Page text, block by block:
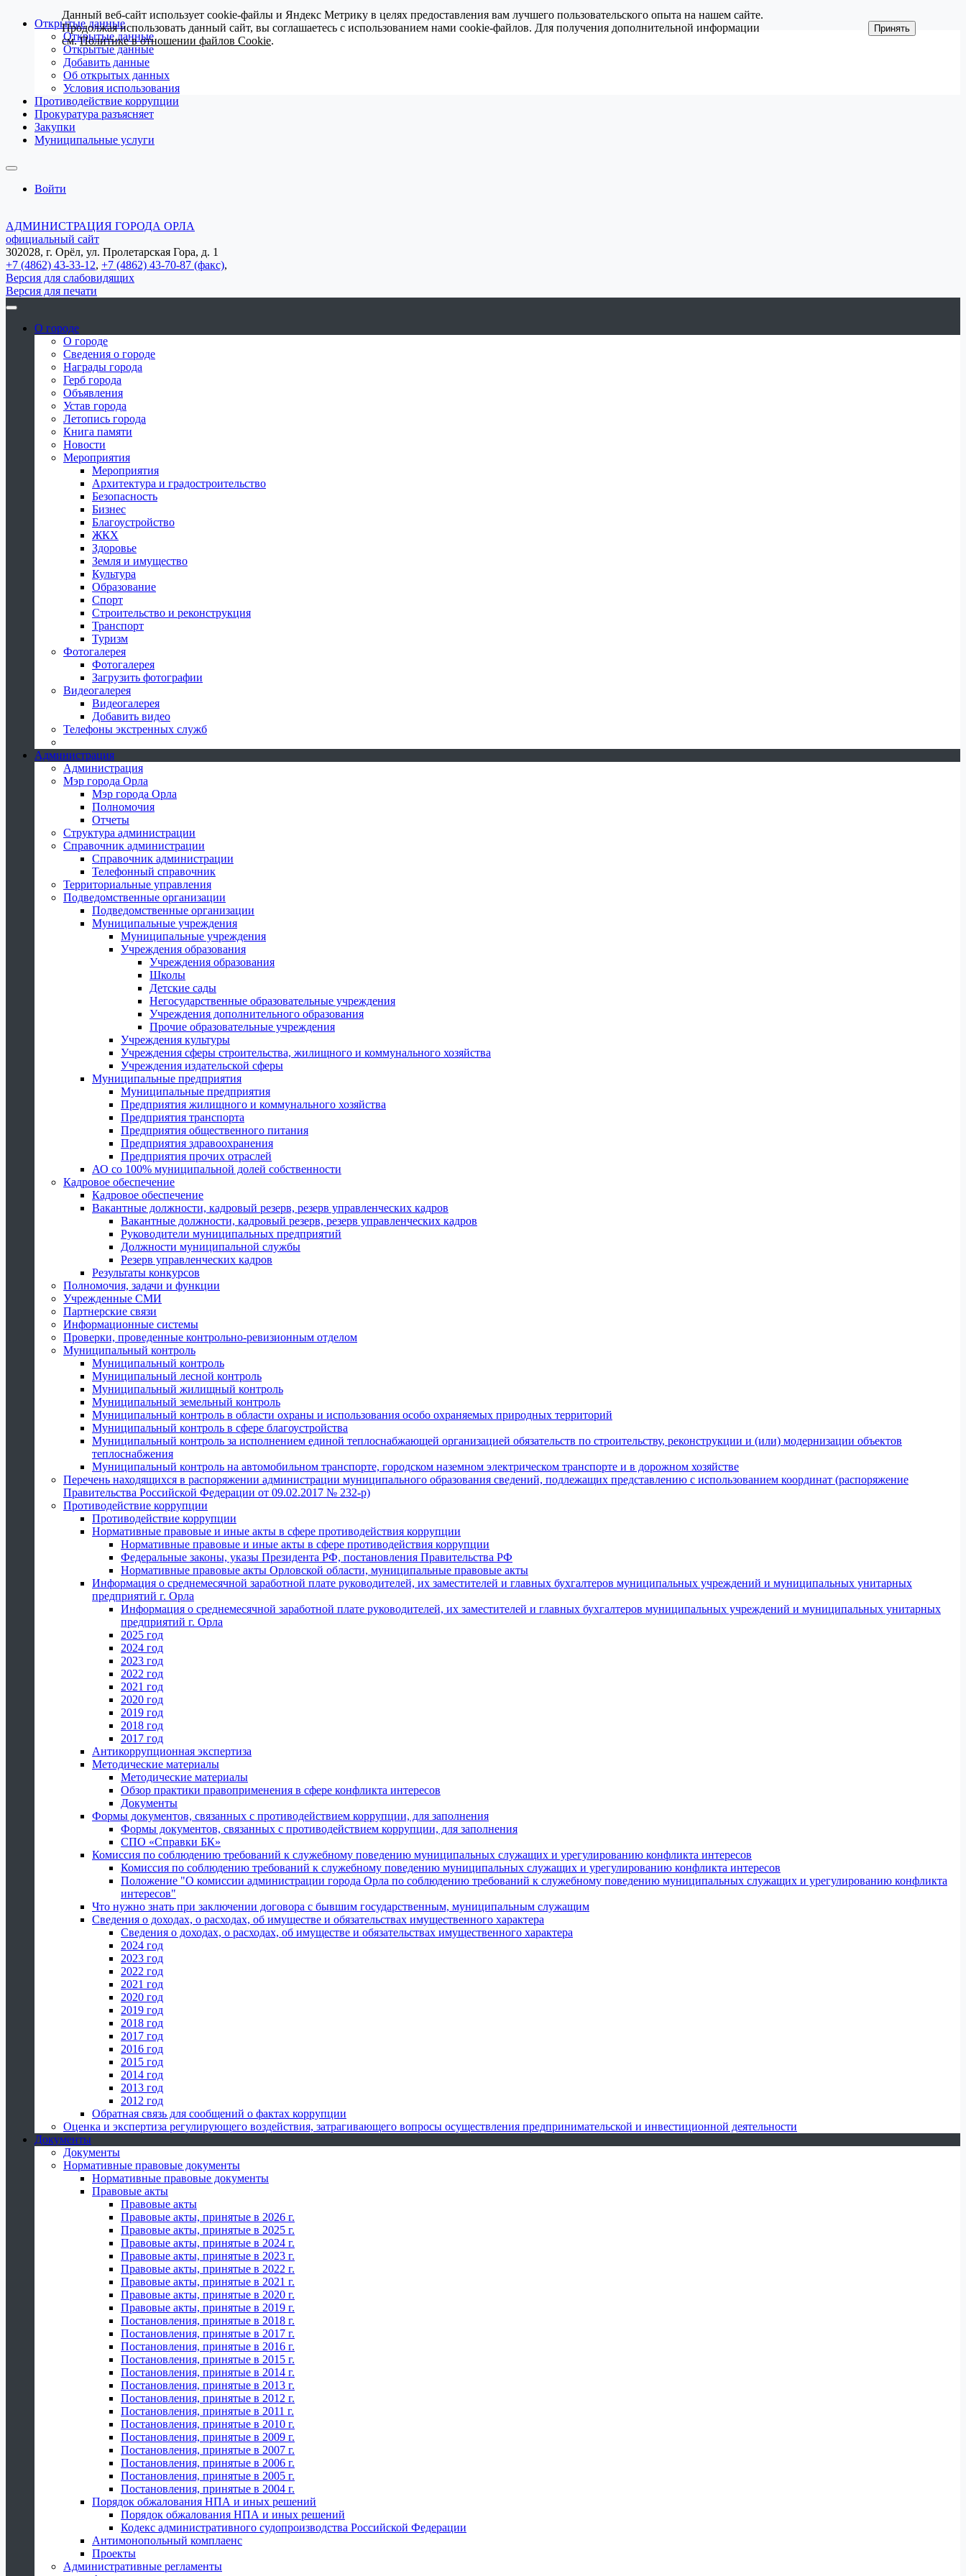
Открытые данные
Открытые данные
Открытые данные
Добавить данные
Об открытых данных
Условия использования
Противодействие коррупции
Прокуратура разъясняет
Закупки
Муниципальные услуги
Войти
АДМИНИСТРАЦИЯ ГОРОДА ОРЛА
официальный сайт
302028, г. Орёл, ул. Пролетарская Гора, д. 1
+7 (4862) 43-33-12, +7 (4862) 43-70-87 (факс),
Версия для слабовидящих
Версия для печати
О городе
О городе
Сведения о городе
Награды города
Герб города
Объявления
Устав города
Летопись города
Книга памяти
Новости
Мероприятия
Мероприятия
Архитектура и градостроительство
Безопасность
Бизнес
Благоустройство
ЖКХ
Здоровье
Земля и имущество
Культура
Образование
Спорт
Строительство и реконструкция
Транспорт
Туризм
Фотогалерея
Фотогалерея
Загрузить фотографии
Видеогалерея
Видеогалерея
Добавить видео
Телефоны экстренных служб
Администрация
Администрация
Мэр города Орла
Мэр города Орла
Полномочия
Отчеты
Структура администрации
Справочник администрации
Справочник администрации
Телефонный справочник
Территориальные управления
Подведомственные организации
Подведомственные организации
Муниципальные учреждения
Муниципальные учреждения
Учреждения образования
Учреждения образования
Школы
Детские сады
Негосударственные образовательные учреждения
Учреждения дополнительного образования
Прочие образовательные учреждения
Учреждения культуры
Учреждения сферы строительства, жилищного и коммунального хозяйства
Учреждения издательской сферы
Муниципальные предприятия
Муниципальные предприятия
Предприятия жилищного и коммунального хозяйства
Предприятия транспорта
Предприятия общественного питания
Предприятия здравоохранения
Предприятия прочих отраслей
АО со 100% муниципальной долей собственности
Кадровое обеспечение
Кадровое обеспечение
Вакантные должности, кадровый резерв, резерв управленческих кадров
Вакантные должности, кадровый резерв, резерв управленческих кадров
Руководители муниципальных предприятий
Должности муниципальной службы
Резерв управленческих кадров
Результаты конкурсов
Полномочия, задачи и функции
Учрежденные СМИ
Партнерские связи
Информационные системы
Проверки, проведенные контрольно-ревизионным отделом
Муниципальный контроль
Муниципальный контроль
Муниципальный лесной контроль
Муниципальный жилищный контроль
Муниципальный земельный контроль
Муниципальный контроль в области охраны и использования особо охраняемых природных территорий
Муниципальный контроль в сфере благоустройства
Муниципальный контроль за исполнением единой теплоснабжающей организацией обязательств по строительству, реконструкции и (или) модернизации объектов
теплоснабжения
Муниципальный контроль на автомобильном транспорте, городском наземном электрическом транспорте и в дорожном хозяйстве
Перечень находящихся в распоряжении администрации муниципального образования сведений, подлежащих представлению с использованием координат (распоряжение
Правительства Российской Федерации от 09.02.2017 № 232-р)
Противодействие коррупции
Противодействие коррупции
Нормативные правовые и иные акты в сфере противодействия коррупции
Нормативные правовые и иные акты в сфере противодействия коррупции
Федеральные законы, указы Президента РФ, постановления Правительства РФ
Нормативные правовые акты Орловской области, муниципальные правовые акты
Информация о среднемесячной заработной плате руководителей, их заместителей и главных бухгалтеров муниципальных учреждений и муниципальных унитарных
предприятий г. Орла
Информация о среднемесячной заработной плате руководителей, их заместителей и главных бухгалтеров муниципальных учреждений и муниципальных унитарных
предприятий г. Орла
2025 год
2024 год
2023 год
2022 год
2021 год
2020 год
2019 год
2018 год
2017 год
Антикоррупционная экспертиза
Методические материалы
Методические материалы
Обзор практики правоприменения в сфере конфликта интересов
Документы
Формы документов, связанных с противодействием коррупции, для заполнения
Формы документов, связанных с противодействием коррупции, для заполнения
СПО «Справки БК»
Комиссия по соблюдению требований к служебному поведению муниципальных служащих и урегулированию конфликта интересов
Комиссия по соблюдению требований к служебному поведению муниципальных служащих и урегулированию конфликта интересов
Положение "О комиссии администрации города Орла по соблюдению требований к служебному поведению муниципальных служащих и урегулированию конфликта
интересов"
Что нужно знать при заключении договора с бывшим государственным, муниципальным служащим
Сведения о доходах, о расходах, об имуществе и обязательствах имущественного характера
Сведения о доходах, о расходах, об имуществе и обязательствах имущественного характера
2024 год
2023 год
2022 год
2021 год
2020 год
2019 год
2018 год
2017 год
2016 год
2015 год
2014 год
2013 год
2012 год
Обратная связь для сообщений о фактах коррупции
Оценка и экспертиза регулирующего воздействия, затрагивающего вопросы осуществления предпринимательской и инвестиционной деятельности
Документы
Документы
Нормативные правовые документы
Нормативные правовые документы
Правовые акты
Правовые акты
Правовые акты, принятые в 2026 г.
Правовые акты, принятые в 2025 г.
Правовые акты, принятые в 2024 г.
Правовые акты, принятые в 2023 г.
Правовые акты, принятые в 2022 г.
Правовые акты, принятые в 2021 г.
Правовые акты, принятые в 2020 г.
Правовые акты, принятые в 2019 г.
Постановления, принятые в 2018 г.
Постановления, принятые в 2017 г.
Постановления, принятые в 2016 г.
Постановления, принятые в 2015 г.
Постановления, принятые в 2014 г.
Постановления, принятые в 2013 г.
Постановления, принятые в 2012 г.
Постановления, принятые в 2011 г.
Постановления, принятые в 2010 г.
Постановления, принятые в 2009 г.
Постановления, принятые в 2007 г.
Постановления, принятые в 2006 г.
Постановления, принятые в 2005 г.
Постановления, принятые в 2004 г.
Порядок обжалования НПА и иных решений
Порядок обжалования НПА и иных решений
Кодекс административного судопроизводства Российской Федерации
Антимонопольный комплаенс
Проекты
Административные регламенты
Данный веб-сайт использует cookie-файлы и Яндекс Метрику в целях предоставления вам лучшего пользовательского опыта на нашем сайте.
Продолжая использовать данный сайт, вы соглашаетесь с использованием нами cookie-файлов. Для получения дополнительной информации
см.Политике в отношении файлов Cookie.
Принять